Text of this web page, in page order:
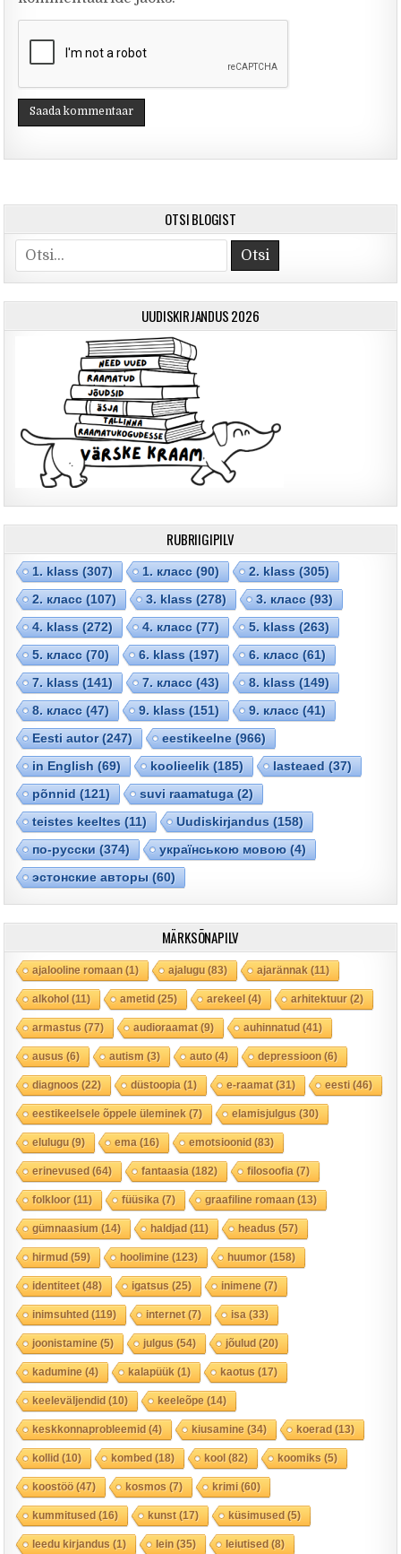
OTSI BLOGIST
Otsi
UUDISKIRJANDUS 2026
RUBRIIGIPILV
1. klass (307) 1. класс (90) 2. klass (305)
2. класс (107) 3. klass (278) 3. класс (93)
4. klass (272) 4. класс (77) 5. klass (263)
5. класс (70) 6. klass (197) 6. класс (61)
7. klass (141) 7. класс (43) 8. klass (149)
8. класс (47) 9. klass (151) 9. класс (41)
Eesti autor(247) eestikeelne (966)
in English (69) koolieelik (185) lasteaed (37)
põnnid (121) suvi raamatuga (2)
teistes keeltes (11) Uudiskirjandus (158)
по-русски (374) українською мовою (4)
эстонские авторы (60)
MÄRKSÕNAPILV
ajalooline romaan(1) ajalugu(83) ajarännak (11)
alkohol(11) ametid(25) arekeel(4) arhitektuur(2)
armastus (77) audioraamat(9) auhinnatud(41)
ausus (6) autism (3) auto(4) depressioon(6)
diagnoos (22) düstoopia (1) e-raamat(31) eesti(46)
eestikeelsele õppele üleminek (7) elamisjulgus (30)
elulugu(9) ema (16) emotsioonid(83)
erinevused(64) fantaasia (182) filosoofia (7)
folkloor(11) füüsika (7) graafiline romaan(13)
gümnaasium (14) haldjad(11) headus (57)
hirmud(59) hoolimine (123) huumor(158)
identiteet(48) igatsus (25) inimene (7)
inimsuhted(119) internet(7) isa (33)
joonistamine (5) julgus (54) jõulud(20)
kadumine (4) kalapüük (1) kaotus (17)
keeleväljendid(10) keeleõpe (14)
keskkonnaprobleemid(4) kiusamine (34) koerad(13)
kollid(10) kombed(18) kool(82) koomiks (5)
koostöö(47) kosmos (7) krimi(60)
kummitused(16) kunst(17) küsimused(5)
leedu kirjandus (1) lein(35) leiutised(8)